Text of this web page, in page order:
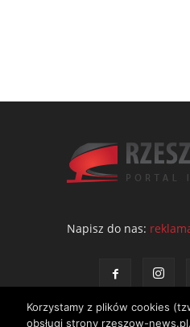
Napisz do nas:
Korzystamy z plików cookies
obsługi strony rzeszow-